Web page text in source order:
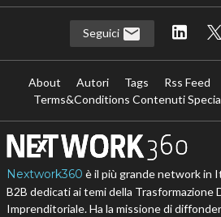
Seguici
About Autori Tags Rss Feed
Terms&Conditions Contenuti
Nextwork360 è il più grande network in
B2B dedicati ai temi della Trasformazione
Imprenditoriale. Ha la missione di